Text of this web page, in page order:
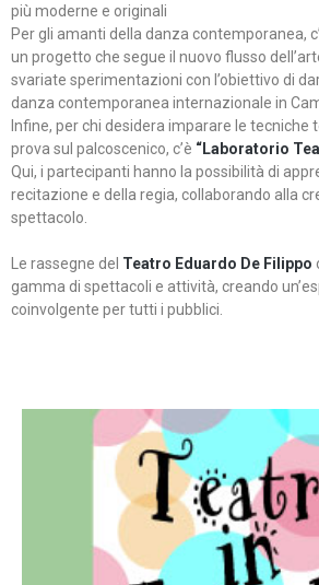
più moderne e originali
Per gli amanti della danza contemporanea,
un progetto che segue il nuovo flusso
svariate sperimentazioni con l’obiettivo di
danza contemporanea internazionale in
Infine, per chi desidera imparare le tecniche
prova sul palcoscenico, c’è “Laboratorio
Qui, i partecipanti hanno la possibilità di
recitazione e della regia, collaborando alla
spettacolo.
Le rassegne del Teatro Eduardo De Filippo
gamma di spettacoli e attività, creando
coinvolgente per tutti i pubblici.
per far condividere e godere del
famiglia.
Continua